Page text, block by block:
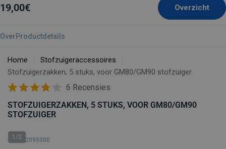
19,00€ Overzicht
Over Productdetails
Home
Stofzuigeraccessoires
Stofzuigerzakken, 5 stuks, voor GM80/GM90 stofzuiger
6 Recensies
STOFZUIGERZAKKEN, 5 STUKS, VOOR GM80/GM90
STOFZUIGER
SKU: 82095000
1/2